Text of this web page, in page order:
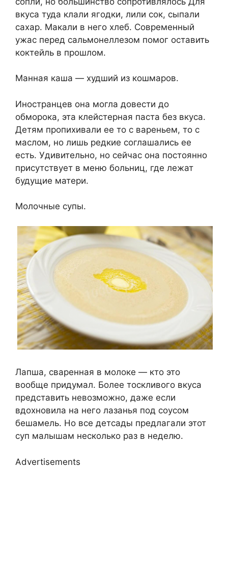
вкуса туда клали ягодки, лили сок, сыпали
сахар. Макали в него хлеб. Современный
ужас перед сальмонеллезом помог оставить
коктейль в прошлом.
Манная каша — худший из кошмаров.
Иностранцев она могла довести до
обморока, эта клейстерная паста без вкуса.
Детям пропихивали ее то с вареньем, то с
маслом, но лишь редкие соглашались ее
есть. Удивительно, но сейчас она постоянно
присутствует в меню больниц, где лежат
будущие матери.
Молочные супы.
Лапша, сваренная в молоке — кто это
вообще придумал. Более тоскливого вкуса
представить невозможно, даже если
вдохновила на него лазанья под соусом
бешамель. Но все детсады предлагали этот
суп малышам несколько раз в неделю.
Advertisements